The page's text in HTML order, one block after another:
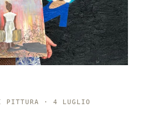
PITTURA · 4 LUGLIO